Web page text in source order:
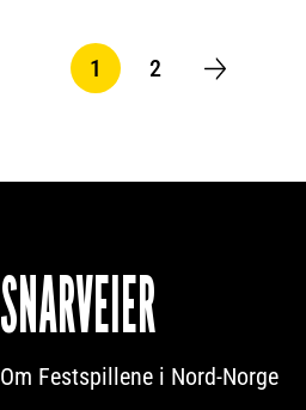
N
æ
n
d
e
s
i
1
S
e
2
SNARVEIER
Om Festspillene i Nord-Norge